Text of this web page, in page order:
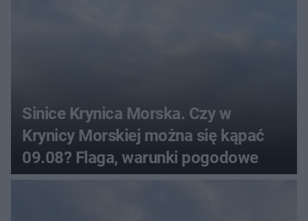
Sinice Krynica Morska. Czy w
Krynicy Morskiej można się kąpać
09.08? Flaga, warunki pogodowe